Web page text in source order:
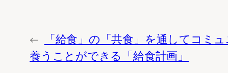
←
「給食」の「共食」を通してコミ
養うことができる「給食計画」